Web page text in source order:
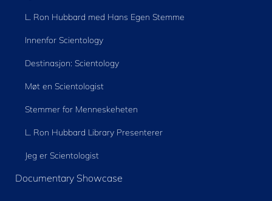
L. Ron Hubbard med Hans Egen Stemme
Innenfor Scientology
Destinasjon: Scientology
Møt en Scientologist
Stemmer for Menneskeheten
L. Ron Hubbard Library Presenterer
Jeg er Scientologist
Documentary Showcase